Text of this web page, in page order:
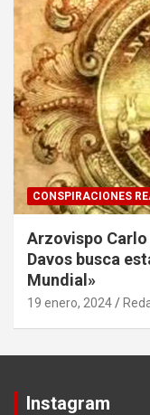
CONSPIRACIONES
Arzovispo
Davos busca
Mundial»
19 enero, 2024
Instagram